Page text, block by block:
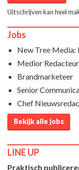
Uitschrijven kan heel
Jobs
New Tree Media:
Medior
Brandmarketeer
Senior
Chef
Bekijk alle jobs
LINE UP
Praktisch